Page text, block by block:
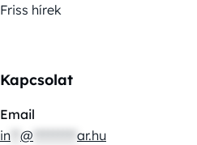
Friss hírek
Kapcsolat
Email
in @ ar.hu